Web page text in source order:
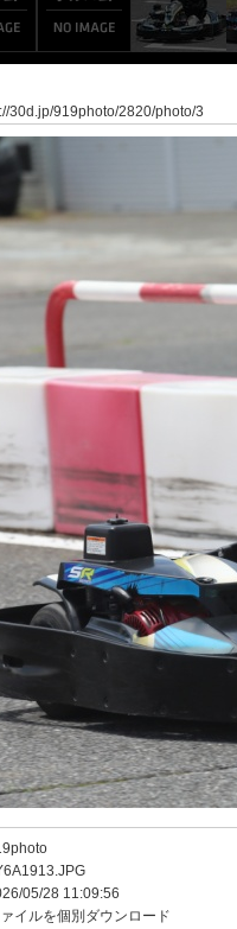
30d.jp/919photo/2820/photo/3
05/28 11:09:56
イルを個別ダウンロード